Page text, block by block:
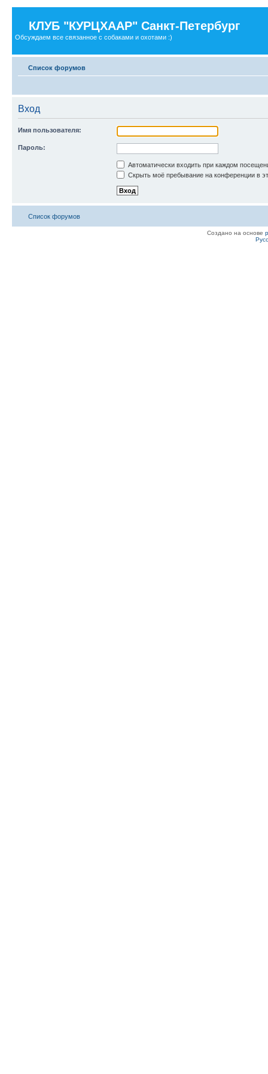
КЛУБ "КУРЦХААР" Санкт-Петербург
Обсуждаем все связанное с собаками и охотами :)
Список форумов
Вход
Имя пользователя:
Пароль:
Автоматически входить при каждом
Скрыть моё пребывание на конференции в
Список форумов
Создано на основе